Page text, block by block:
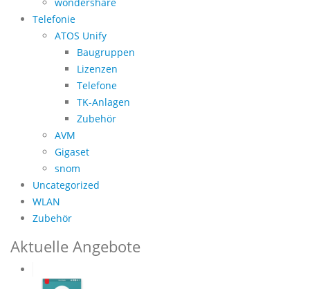
Telefonie
ATOS Unify
Baugruppen
Lizenzen
Telefone
TK-Anlagen
Zubehör
AVM
Gigaset
snom
Uncategorized
WLAN
Zubehör
Aktuelle Angebote